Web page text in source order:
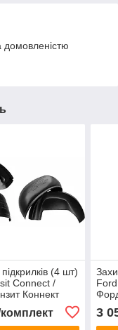
домовленістю
(4 шт)
Connect /
Коннект
мм,
3